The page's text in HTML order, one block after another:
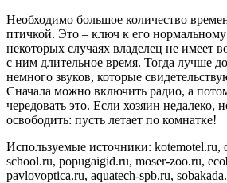
Необходимо большое количество
птичкой. Это – ключ к его
некоторых случаях владелец не имеет
с ним длительное время. Тогда лучше
немного звуков, которые
Сначала можно включить радио, а
чередовать это. Если хозяин недалеко,
освободить: пусть летает по комнатке!
Используемые источники: kotemotel.ru,
school.ru, popugaigid.ru, moser-zoo.ru,
pavlovoptica.ru, aquatech-spb.ru,